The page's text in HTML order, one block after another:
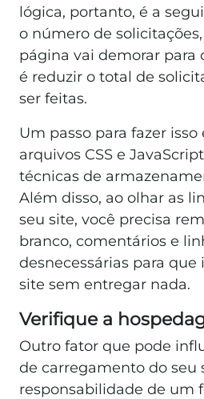
lógica, portanto, é a
o número de
página vai demorar para
é reduzir o total de
ser feitas.
Um passo para fazer
arquivos CSS e
técnicas de
Além disso, ao olhar as
seu site, você precisa
branco, comentários e
desnecessárias para que
site sem entregar nada.
Verifique a
Outro fator que pode
de carregamento do seu
responsabilidade de um